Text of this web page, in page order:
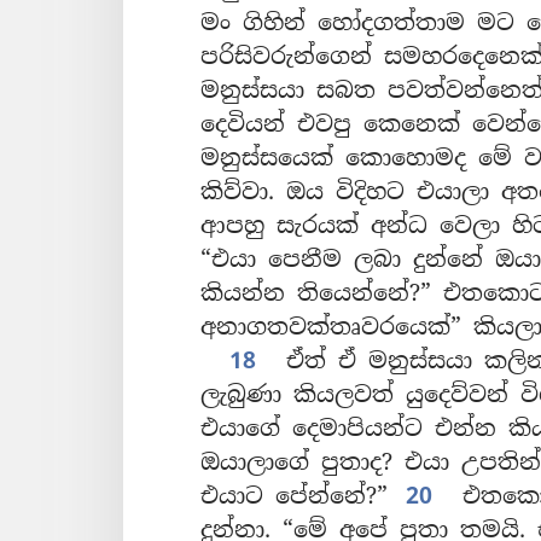
මං ගිහින් හෝදගත්තාම මට
පරිසිවරුන්ගෙන්
මනුස්සයා සබත පවත්වන්නෙත්
දෙවියන් එවපු කෙනෙක්
මනුස්සයෙක් කොහොමද මේ
කිව්වා. ඔය විදිහට එයාලා
ආපහු සැරයක් අන්ධ වෙලා
“එයා පෙනීම ලබා දුන්නේ
කියන්න තියෙන්නේ?”
අනාගතවක්තෘවරයෙක්”
18
ඒත් ඒ මනුස්සයා
ලැබුණා කියලවත් යුදෙව්වන්
එයාගේ දෙමාපියන්ට එන්න
ඔයාලාගේ පුතාද? එයා
එයාට පේන්නේ?”
20
දුන්නා. “මේ අපේ පුතා තමයි.